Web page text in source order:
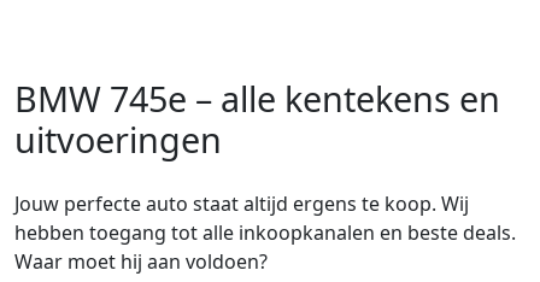
BMW 745e – alle kentekens en
uitvoeringen
Jouw perfecte auto staat altijd ergens te koop. Wij
hebben toegang tot alle inkoopkanalen en beste deals.
Waar moet hij aan voldoen?